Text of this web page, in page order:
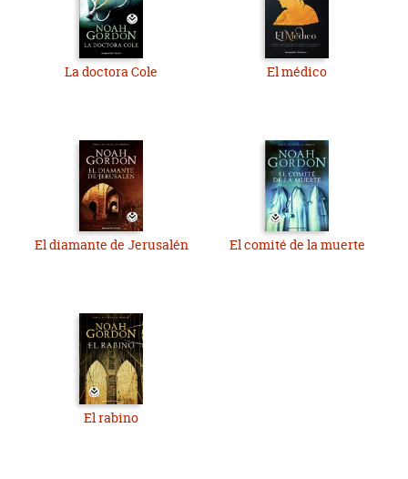
La doctora Cole El médico
El diamante de Jerusalén El comité de la muerte
El rabino